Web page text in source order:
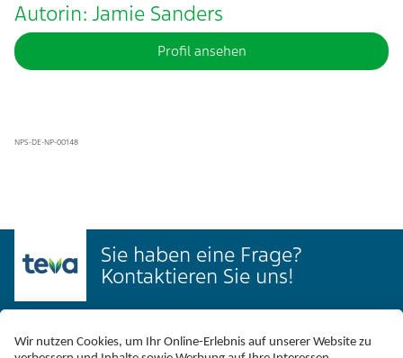
Autorin: Jamie Sanders
Profil ansehen
NPS-DE-NP-00148
Sie haben eine Frage?
Kontaktieren Sie uns!
Schreiben Sie uns